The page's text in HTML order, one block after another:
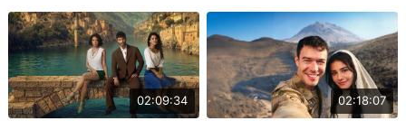
02:18:07
02:09:34